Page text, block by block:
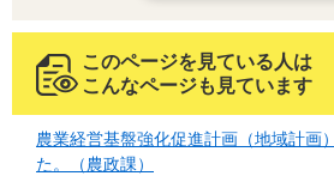
このページを見ている人は
こんなページも見ています
農業経営基盤強化促進計画（地域計画
た。（農政課）